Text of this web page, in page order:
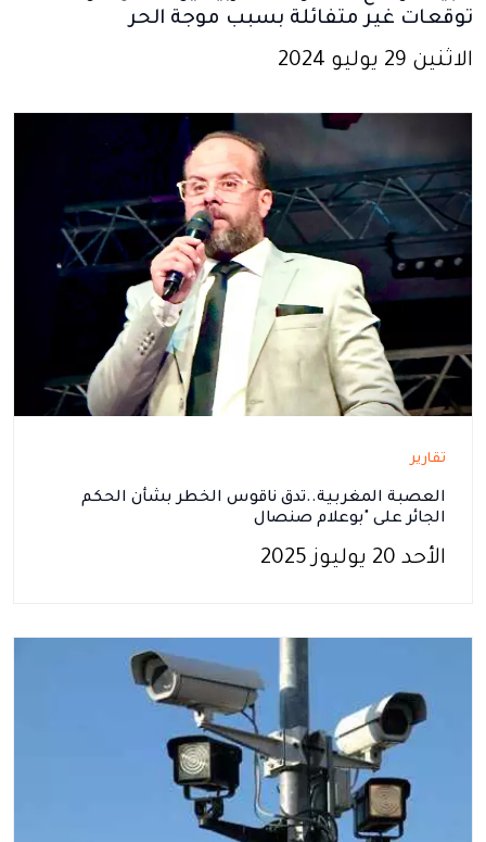
توقعات غير متفائلة بسبب موجة الحر
الاثنين 29 يوليو 2024
تقارير
العصبة المغربية..تدق ناقوس الخطر بشأن الحكم
الجائر على "بوعلام صنصال
الأحد 20 يوليوز 2025